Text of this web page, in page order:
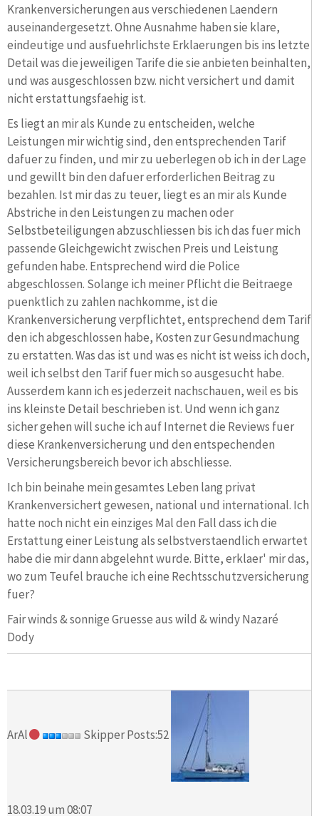
Krankenversicherungen aus verschiedenen Laendern
auseinandergesetzt. Ohne Ausnahme haben sie klare,
eindeutige und ausfuehrlichste Erklaerungen bis ins letzte
Detail was die jeweiligen Tarife die sie anbieten beinhalten,
und was ausgeschlossen bzw. nicht versichert und damit
nicht erstattungsfaehig ist.
Es liegt an mir als Kunde zu entscheiden, welche
Leistungen mir wichtig sind, den entsprechenden Tarif
dafuer zu finden, und mir zu ueberlegen ob ich in der Lage
und gewillt bin den dafuer erforderlichen Beitrag zu
bezahlen. Ist mir das zu teuer, liegt es an mir als Kunde
Abstriche in den Leistungen zu machen oder
Selbstbeteiligungen abzuschliessen bis ich das fuer mich
passende Gleichgewicht zwischen Preis und Leistung
gefunden habe. Entsprechend wird die Police
abgeschlossen. Solange ich meiner Pflicht die Beitraege
puenktlich zu zahlen nachkomme, ist die
Krankenversicherung verpflichtet, entsprechend dem Tarif
den ich abgeschlossen habe, Kosten zur Gesundmachung
zu erstatten. Was das ist und was es nicht ist weiss ich doch,
weil ich selbst den Tarif fuer mich so ausgesucht habe.
Ausserdem kann ich es jederzeit nachschauen, weil es bis
ins kleinste Detail beschrieben ist. Und wenn ich ganz
sicher gehen will suche ich auf Internet die Reviews fuer
diese Krankenversicherung und den entspechenden
Versicherungsbereich bevor ich abschliesse.
Ich bin beinahe mein gesamtes Leben lang privat
Krankenversichert gewesen, national und international. Ich
hatte noch nicht ein einziges Mal den Fall dass ich die
Erstattung einer Leistung als selbstverstaendlich erwartet
habe die mir dann abgelehnt wurde. Bitte, erklaer' mir das,
wo zum Teufel brauche ich eine Rechtsschutzversicherung
fuer?
Fair winds & sonnige Gruesse aus wild & windy Nazaré
Dody
ArAl Skipper Posts:52
18.03.19 um 08:07